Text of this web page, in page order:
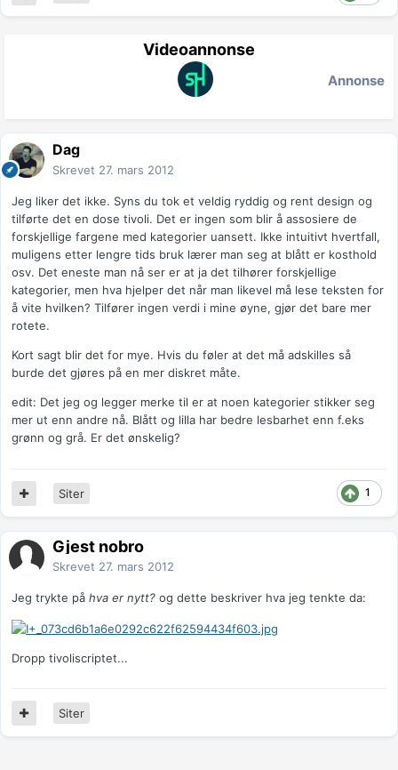
Videoannonse
Annonse
Dag
Skrevet 27. mars 2012
Jeg liker det ikke. Syns du tok et veldig ryddig og rent design og
tilførte det en dose tivoli. Det er ingen som blir å assosiere de
forskjellige fargene med kategorier uansett. Ikke intuitivt hvertfall,
muligens etter lengre tids bruk lærer man seg at blått er kosthold
osv. Det eneste man nå ser er at ja det tilhører forskjellige
kategorier, men hva hjelper det når man likevel må lese teksten for
å vite hvilken? Tilfører ingen verdi i mine øyne, gjør det bare mer
rotete.
Kort sagt blir det for mye. Hvis du føler at det må adskilles så
burde det gjøres på en mer diskret måte.
edit: Det jeg og legger merke til er at noen kategorier stikker seg
mer ut enn andre nå. Blått og lilla har bedre lesbarhet enn f.eks
grønn og grå. Er det ønskelig?
1
Siter
Gjest nobro
Skrevet 27. mars 2012
Jeg trykte på hva er nytt? og dette beskriver hva jeg tenkte da:
Dropp tivoliscriptet...
Siter